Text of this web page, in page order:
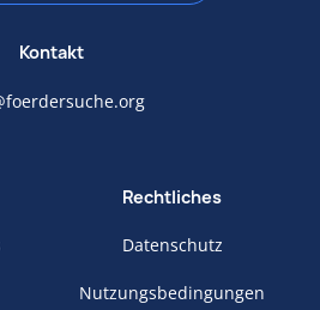
Kontakt
Rechtliches
Datenschutz
Nutzungsbedingungen